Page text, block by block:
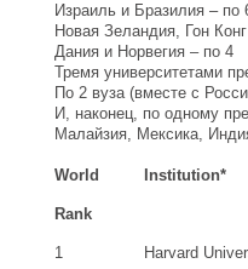
Израиль и Бразилия – по
Новая Зеландия, Гон
Дания и Норвегия – по 4
Тремя университетами
По 2 вуза (вместе с
И, наконец, по одному
Малайзия, Мексика,
World
Rank
Institution*
1 Harvard